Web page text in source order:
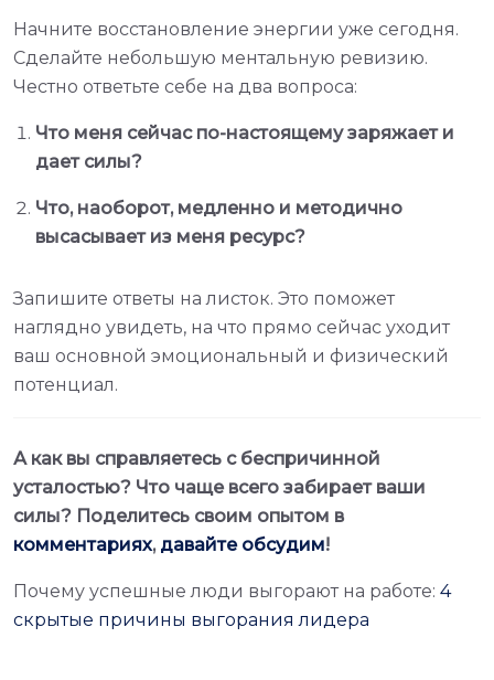
Начните восстановление энергии уже сегодня.
Сделайте небольшую ментальную ревизию.
Честно ответьте себе на два вопроса:
Что меня сейчас по-настоящему заряжает и
дает силы?
Что, наоборот, медленно и методично
высасывает из меня ресурс?
Запишите ответы на листок. Это поможет
наглядно увидеть, на что прямо сейчас уходит
ваш основной эмоциональный и физический
потенциал.
А как вы справляетесь с беспричинной
усталостью? Что чаще всего забирает ваши
силы? Поделитесь своим опытом в
комментариях, давайте обсудим!
Почему успешные люди выгорают на работе: 4
скрытые причины выгорания лидера